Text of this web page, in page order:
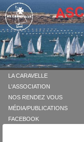
LA CARAVELLE
L'ASSOCIATION
NOS RENDEZ VOUS
MÉDIA/PUBLICATIONS
FACEBOOK